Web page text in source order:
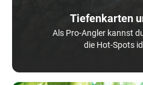
Tiefenkarten
Als Pro-Angler kannst
die Hot-Spots